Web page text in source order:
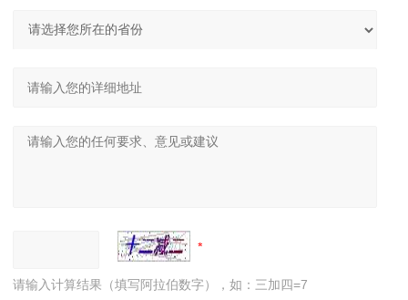
请输入计算结果（填写阿拉伯数字），如：三加四=7